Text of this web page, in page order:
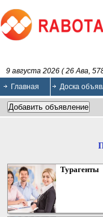
9 августа 2026 ( 26 Ава,
Главная
Доска
Турагенты